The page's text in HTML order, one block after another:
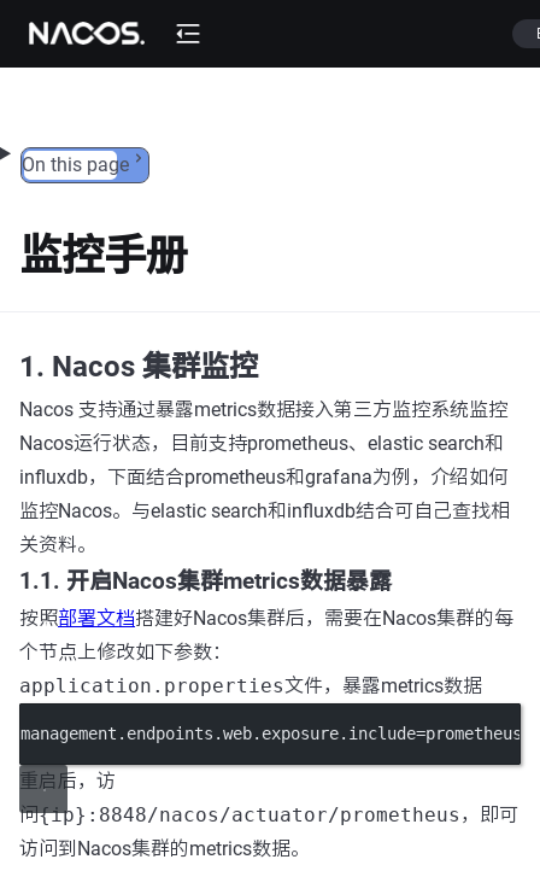
Skip to content
On this page
监控手册
1. Nacos 集群监控
Nacos 支持通过暴露metrics数据接入第三方监控系统监控
Nacos运行状态，目前支持prometheus、elastic search和
influxdb，下面结合prometheus和grafana为例，介绍如何
监控Nacos。与elastic search和influxdb结合可自己查找相
关资料。
1.1. 开启Nacos集群metrics数据暴露
按照部署文档搭建好Nacos集群后，需要在Nacos集群的每
个节点上修改如下参数：
application.properties文件，暴露metrics数据
management.endpoints.web.exposure.include=prometheus
重启后，访
问{ip}:8848/nacos/actuator/prometheus ，即可
访问到Nacos集群的metrics数据。